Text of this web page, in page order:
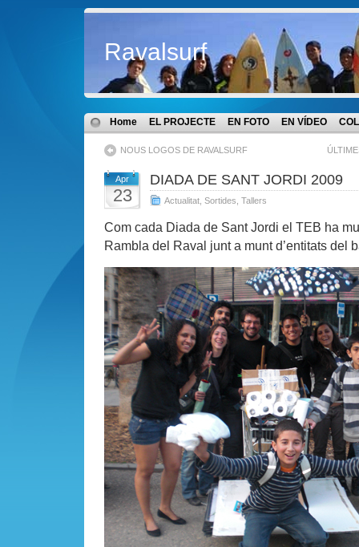
Ravalsurf
Home EL PROJECTE EN FOTO EN VÍDEO
NOUS LOGOS DE RAVALSURF
Apr
23
DIADA DE SANT JORDI 2009
Actualitat Sortides Tallers
Com cada Diada de Sant Jordi el TEB ha
Rambla del Raval junt a munt d’entitats del